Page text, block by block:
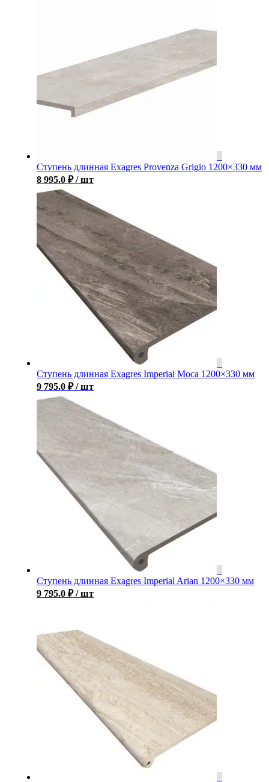
Ступень длинная Exagres Provenza Grigio 1200×330 мм
8 995.0 ₽ / шт
Ступень длинная Exagres Imperial Moca 1200×330 мм
9 795.0 ₽ / шт
Ступень длинная Exagres Imperial Arian 1200×330 мм
9 795.0 ₽ / шт